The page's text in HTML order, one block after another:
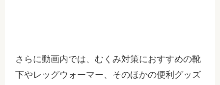
さらに動画内では、むくみ対策におすすめの靴
下やレッグウォーマー、そのほかの便利グッズ